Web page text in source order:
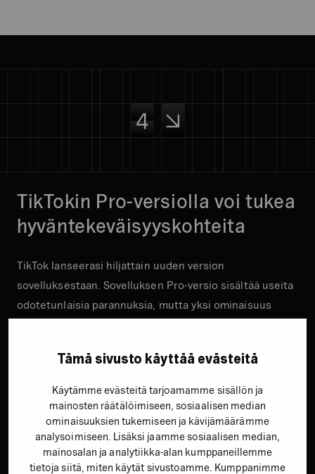
Tämä sivusto käyttää evästeitä
Käytämme evästeitä tarjoamamme sisällön ja
mainosten räätälöimiseen, sosiaalisen median
ominaisuuksien tukemiseen ja kävijämäärämme
analysoimiseen. Lisäksi jaamme sosiaalisen median,
mainosalan ja analytiikka-alan kumppaneillemme
tietoja siitä, miten käytät sivustoamme. Kumppanimme
TikTokin Pro-versiolla voi tukea
hyväntekeväisyyskohteita
TikTok lanseerasi hiljattain uuden version
sovelluksestaan. Sovelluksen Pro-versio sisältää useita
odotetunlaisia parannuksia, mutta yksi ominaisuus
varsin erityinen uutuus: sen avulla käyttäjä voi nimittäin
ansaita virtuaalivaluuttaa sitoutumalla
hyväntekeväisyyttä edistäviin sisältöihin. Tätä valuuttaa
voi sitten myöhemmin käyttää tukemaan jotain hyvää
tekevää tahoa, jonka toimintaan TikTok tekee rahallisen
lahjoituksen.